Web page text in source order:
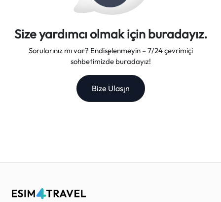
Size yardımcı olmak için buradayız.
Sorularınız mı var? Endişelenmeyin – 7/24 çevrimiçi
sohbetimizde buradayız!
Bize Ulaşın